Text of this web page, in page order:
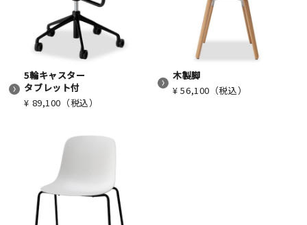
5輪キャスター
タブレット付
¥ 89,100（税込）
木製脚
¥ 56,100（税込）